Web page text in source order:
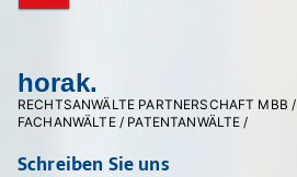
horak.
RECHTSANWÄLTE PARTNERSCHAFT MBB /
FACHANWÄLTE / PATENTANWÄLTE /
Schreiben Sie uns